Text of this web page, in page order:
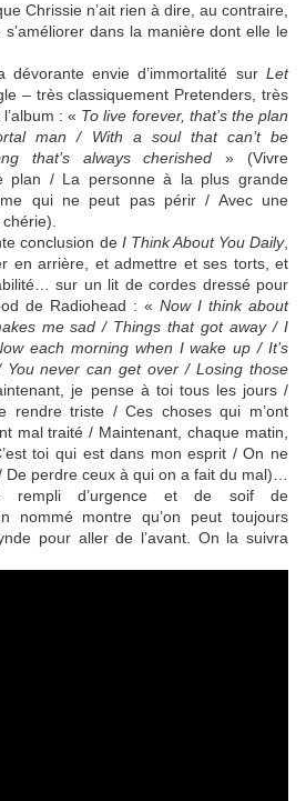
Chrissie n’ait rien à dire, au contraire,
s’améliorer dans la manière dont elle le
dévorante envie d’immortalité sur Let
– très classiquement Pretenders, très
: « To live forever, that’s the plan
man / With a soul that can’t be
that’s always cherished » (Vivre
plan / La personne à la plus grande
qui ne peut pas périr / Avec une
conclusion de I Think About You Daily,
en arrière, et admettre et ses torts, et
sur un lit de cordes dressé pour
de Radiohead : « Now I think about
me sad / Things that got away / I
each morning when I wake up / It’s
You never can get over / Losing those
je pense à toi tous les jours /
rendre triste / Ces choses qui m’ont
mal traité / Maintenant, chaque matin,
toi qui est dans mon esprit / On ne
perdre ceux à qui on a fait du mal)…
d’urgence et de soif de
nommé montre qu’on peut toujours
pour aller de l’avant. On la suivra